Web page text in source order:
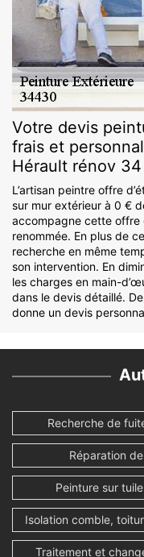
Votre devis
frais et
Hérault rénov 34
L’artisan peintre offre
sur mur extérieur à 0 €
accompagne cette offre
renommée. En plus de
recherche en même
son intervention. En
les charges en main-
dans le devis détaillé.
donne un devis
Recherche de
Réparation
Peinture sur
Isolation comble,
Traitement et